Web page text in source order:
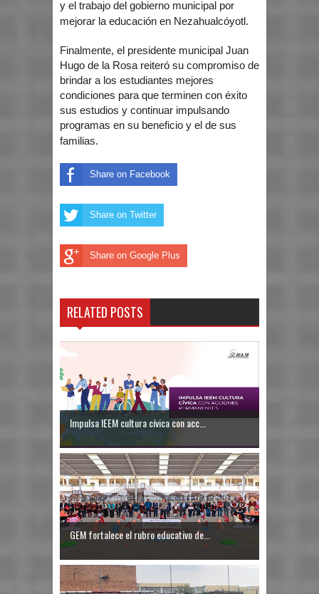
y el trabajo del gobierno municipal por
mejorar la educación en Nezahualcóyotl.
Finalmente, el presidente municipal Juan
Hugo de la Rosa reiteró su compromiso de
brindar a los estudiantes mejores
condiciones para que terminen con éxito
sus estudios y continuar impulsando
programas en su beneficio y el de sus
familias.
Share on Facebook
Share on Twitter
Share on Google Plus
RELATED POSTS
Impulsa IEEM cultura cívica con acc...
GEM fortalece el rubro educativo de...